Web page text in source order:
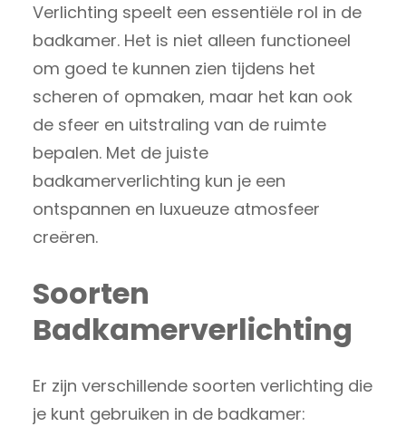
Verlichting speelt een essentiële rol in de
badkamer. Het is niet alleen functioneel
om goed te kunnen zien tijdens het
scheren of opmaken, maar het kan ook
de sfeer en uitstraling van de ruimte
bepalen. Met de juiste
badkamerverlichting kun je een
ontspannen en luxueuze atmosfeer
creëren.
Soorten
Badkamerverlichting
Er zijn verschillende soorten verlichting die
je kunt gebruiken in de badkamer: